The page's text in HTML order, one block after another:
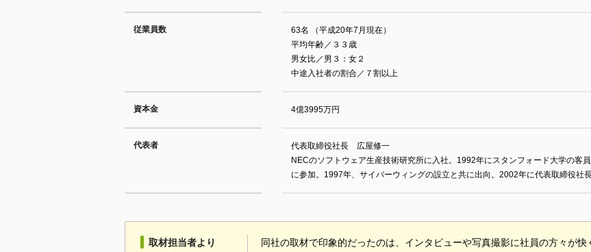
従業員数
63名 （平成20年7月現在）
平均年齢／３３歳
男女比／男３：女２
中途入社者の割合／７割以上
資本金 4億3995万円
代表者
代表取締役社長 広屋修一
NECのソフトウェア生産技術研究所に入社。1992年にスタンフォード大学の客
に参加。1997年、サイバーウィングの設立と共に出向。2002年に代表取締役社
取材担当者より
同社の取材で印象的だったのは、インタビューや写真撮影に社員の方々が